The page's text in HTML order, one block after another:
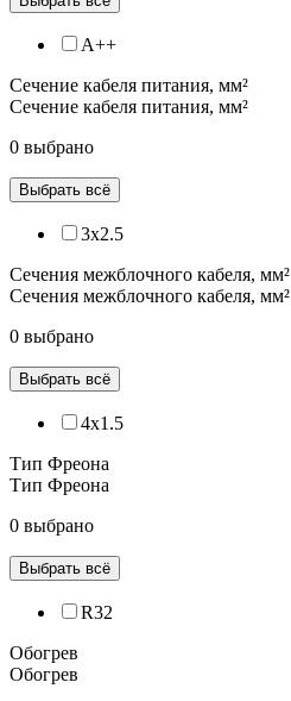
A++
Сечение кабеля питания, мм²
Сечение кабеля питания, мм²
0 выбрано
Выбрать всё
3x2.5
Сечения межблочного кабеля, мм²
Сечения межблочного кабеля, мм²
0 выбрано
Выбрать всё
4x1.5
Тип Фреона
Тип Фреона
0 выбрано
Выбрать всё
R32
Обогрев
Обогрев